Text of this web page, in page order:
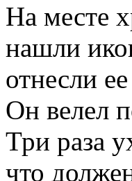
На месте
нашли
отнесли
Он велел
Три раза
что